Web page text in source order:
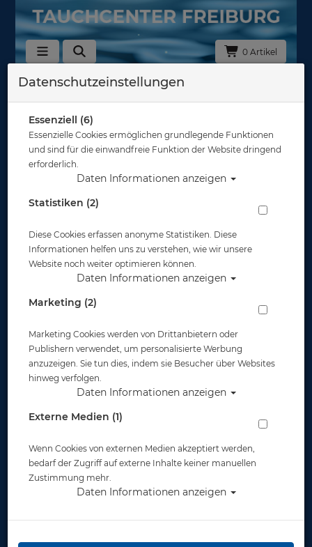
0 Artikel
Zurück
MES 3 L/ 200 bar Alu TG natur mit Ventil
Artikelnr.: pol-11311
Datenschutzeinstellungen
Essenziell (6)
Essenzielle Cookies ermöglichen grundlegende Funktionen
und sind für die einwandfreie Funktion der Website dringend
erforderlich.
Daten Informationen anzeigen
Statistiken (2)
Diese Cookies erfassen anonyme Statistiken. Diese
Informationen helfen uns zu verstehen, wie wir unsere
Website noch weiter optimieren können.
Daten Informationen anzeigen
Marketing (2)
Marketing Cookies werden von Drittanbietern oder
Publishern verwendet, um personalisierte Werbung
anzuzeigen. Sie tun dies, indem sie Besucher über Websites
hinweg verfolgen.
Daten Informationen anzeigen
Externe Medien (1)
Wenn Cookies von externen Medien akzeptiert werden,
bedarf der Zugriff auf externe Inhalte keiner manuellen
Zustimmung mehr.
Daten Informationen anzeigen